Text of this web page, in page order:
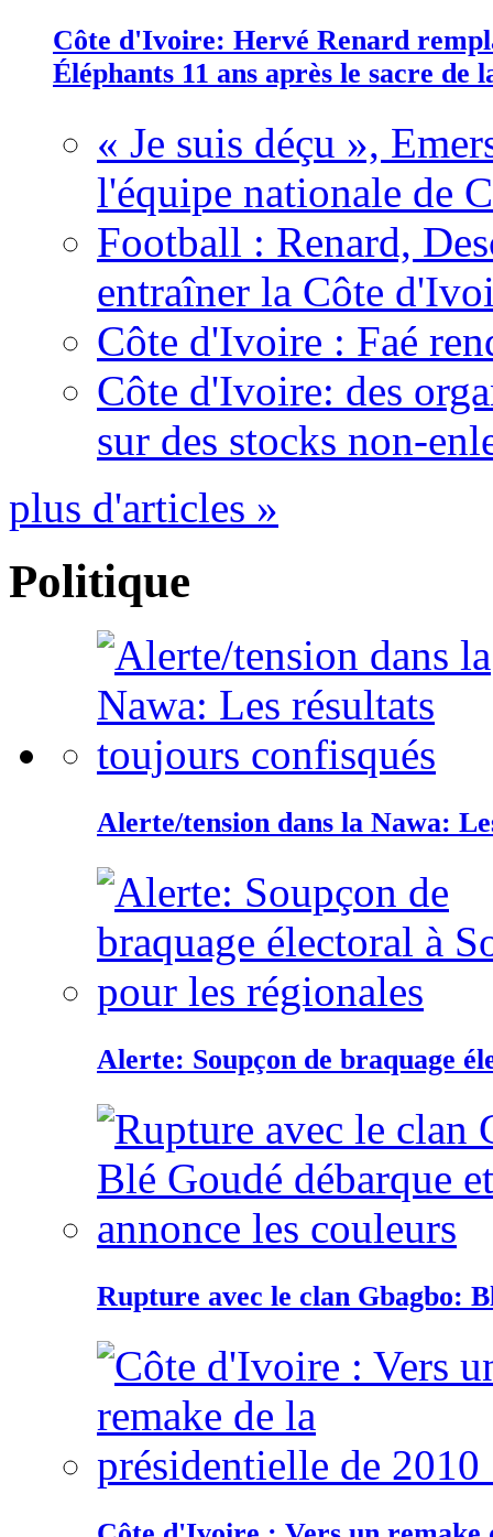
Côte d'Ivoire: Hervé Renard
Éléphants 11 ans après le sacre de
« Je suis déçu »,
l'équipe nationale de
Football : Renard,
entraîner la Côte
Côte d'Ivoire : Faé
Côte d'Ivoire: des
sur des stocks non-
plus d'articles »
Politique
Alerte/tension dans la Nawa:
Alerte: Soupçon de braquage
Rupture avec le clan Gbagbo: